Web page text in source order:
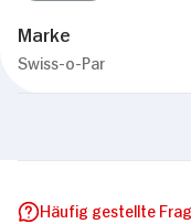
Marke
Swiss-o-Par
Häufig gestellte